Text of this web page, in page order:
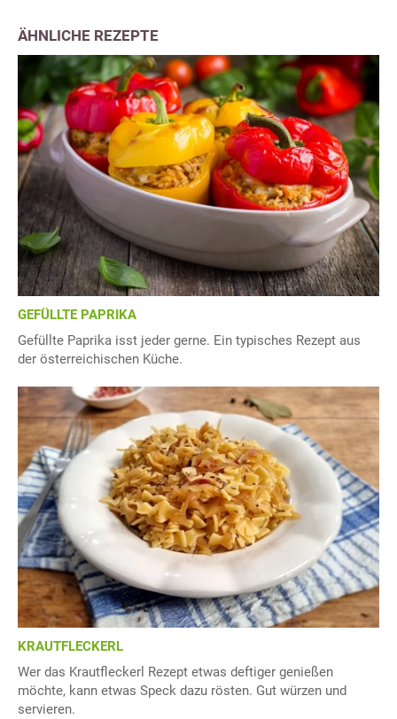
ÄHNLICHE REZEPTE
GEFÜLLTE PAPRIKA
Gefüllte Paprika isst jeder gerne. Ein typisches Rezept aus
der österreichischen Küche.
KRAUTFLECKERL
Wer das Krautfleckerl Rezept etwas deftiger genießen
möchte, kann etwas Speck dazu rösten. Gut würzen und
servieren.